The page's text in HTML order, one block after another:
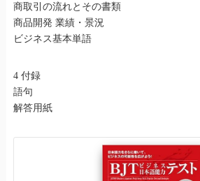
商取引の流れとその書類
商品開発 業績・景況
ビジネス基本単語
4 付録
語句
解答用紙